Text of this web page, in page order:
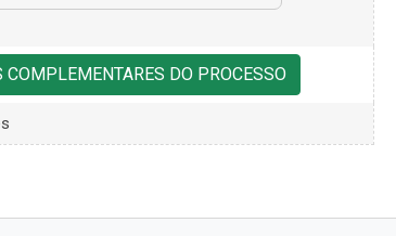
DO PROCESSO